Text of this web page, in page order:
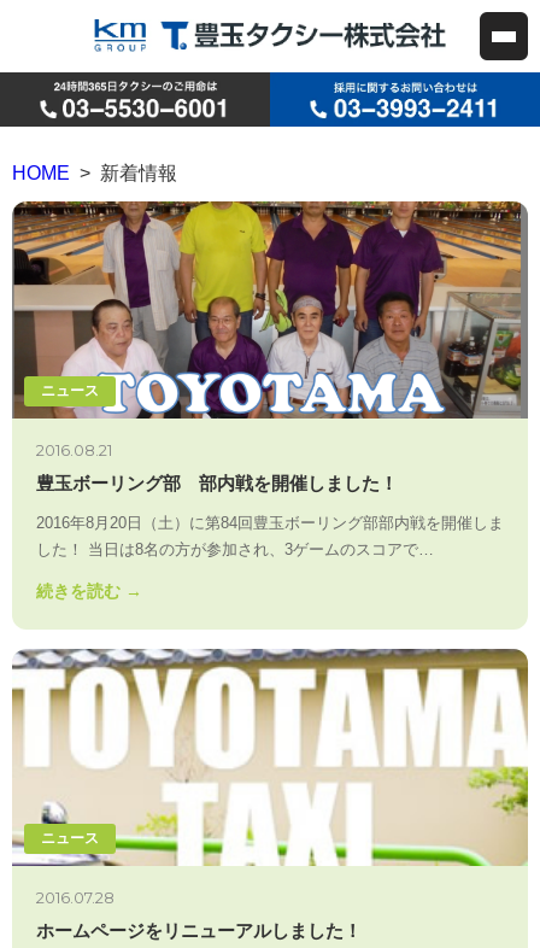
HOME > 新着情報
ニュース
2016.08.21
豊玉ボーリング部 部内戦を開催しました！
2016年8月20日（土）に第84回豊玉ボーリング部部内戦を開催しま
した！ 当日は8名の方が参加され、3ゲームのスコアで…
続きを読む →
ニュース
2016.07.28
ホームページをリニューアルしました！